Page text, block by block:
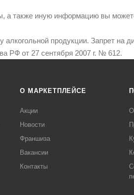
а также иную информацию вы
продукции. Запрет на
РФ от 27 сентября 2007 г. № 612.
О МАРКЕТПЛЕЙСЕ
Акции
Новости
Франшиза
Вакансии
Контакты